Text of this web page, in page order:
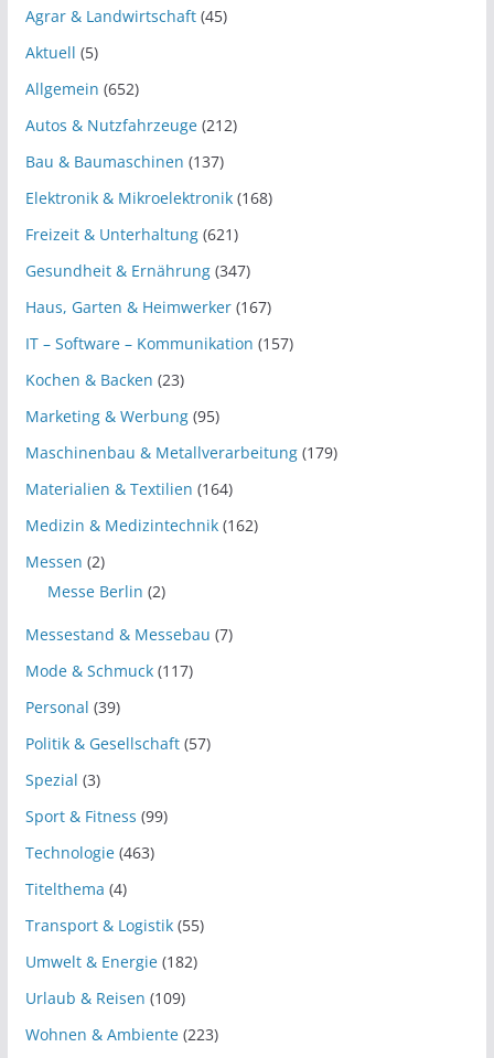
Agrar & Landwirtschaft(45)
Aktuell (5)
Allgemein (652)
Autos & Nutzfahrzeuge(212)
Bau & Baumaschinen (137)
Elektronik & Mikroelektronik(168)
Freizeit & Unterhaltung(621)
Gesundheit & Ernährung(347)
Haus, Garten & Heimwerker(167)
IT – Software – Kommunikation (157)
Kochen & Backen (23)
Marketing & Werbung(95)
Maschinenbau & Metallverarbeitung(179)
Materialien & Textilien (164)
Medizin & Medizintechnik(162)
Messen (2)
Messe Berlin (2)
Messestand & Messebau (7)
Mode & Schmuck(117)
Personal (39)
Politik & Gesellschaft(57)
Spezial (3)
Sport & Fitness (99)
Technologie(463)
Titelthema (4)
Transport & Logistik(55)
Umwelt & Energie(182)
Urlaub & Reisen (109)
Wohnen & Ambiente(223)